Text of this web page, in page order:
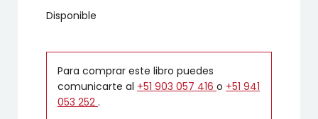
Disponible
Para comprar este libro puedes
comunicarte al +51 903 057 416 o +51 941
053 252 .